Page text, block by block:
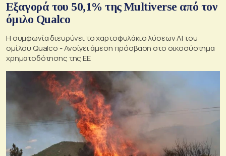
Εξαγορά του 50,1% της Multiverse από τον
όμιλο Qualco
Η συμφωνία διευρύνει το χαρτοφυλάκιο λύσεων ΑΙ του
ομίλου Qualco - Ανοίγει άμεση πρόσβαση στο οικοσύστημα
χρηματοδότησης της ΕΕ